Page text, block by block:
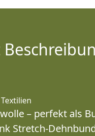
– perfekt als
Stretch-